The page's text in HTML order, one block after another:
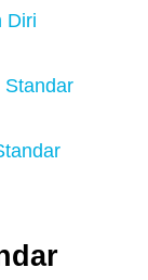
Diri
Standar